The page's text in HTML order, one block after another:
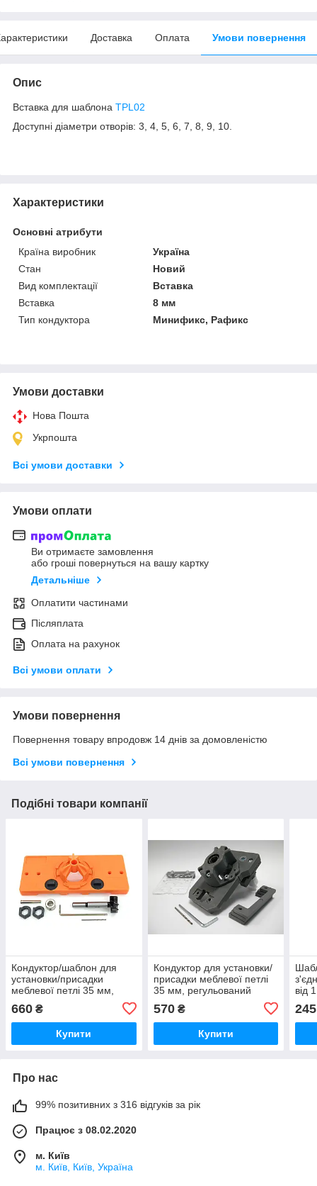
Доставка Оплата Умови повернення
Опис
Вставка для шаблона TPL02
Доступні діаметри отворів: 3, 4, 5, 6, 7, 8, 9, 10.
Характеристики
Основні атрибути
Країна виробник
Україна
Стан
Новий
Вид комплектації
Вставка
Вставка
8 мм
Тип кондуктора
Минификс, Рафикс
Умови доставки
Нова Пошта
Укрпошта
Всі умови доставки
Умови оплати
Ви отримаєте замовлення
або гроші повернуться на вашу картку
Детальніше
Оплатити частинами
Післяплата
Оплата на рахунок
Всі умови оплати
Умови повернення
Повернення товару впродовж 14 днів за домовленістю
Всі умови повернення
Подібні товари компанії
Кондуктор/шаблон для
установки/присадки
меблевої петлі 35 мм,
660 ₴
Купити
Кондуктор для установки/
присадки меблевої петлі
35 мм, регульований
570₴
Купити
від
245
Про нас
99% позитивних з 316 відгуків за рік
Працює з 08.02.2020
м. Київ
м. Київ, Київ, Україна